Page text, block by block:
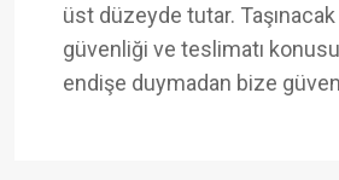
üst düzeyde tutar. Taşınacak
güvenliği ve teslimatı
endişe duymadan bize